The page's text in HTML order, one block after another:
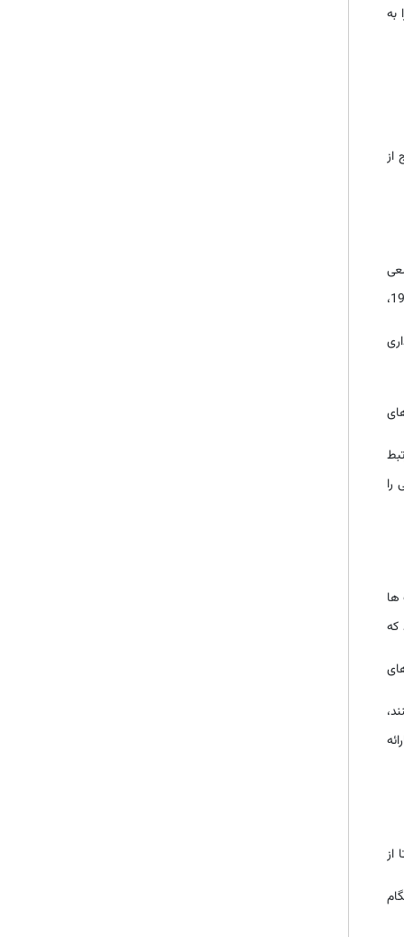
به
از
در راه اندازی اولین استانداردهای حسابداری در دهه 1930 داشت. پس از این تلاش قانون اوراق بهادار 1933 و قانون مبادله اوراق بهادار 1934،
را
این مسئولیت ها
که
از